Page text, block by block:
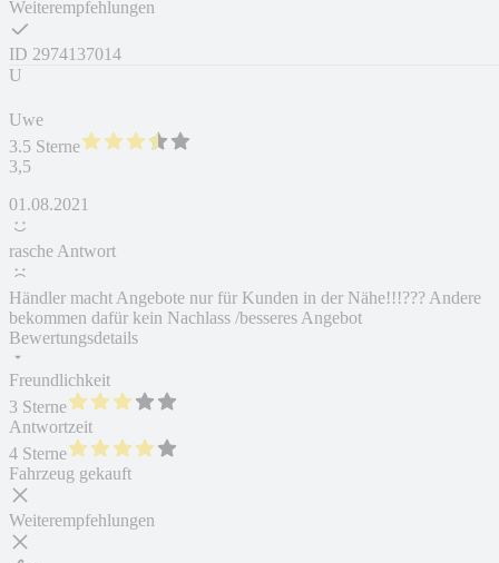
Weiterempfehlungen
ID 2974137014
U
Uwe
3.5 Sterne
3,5
01.08.2021
rasche Antwort
Händler macht Angebote nur für Kunden in der Nähe!!!??? Andere
bekommen dafür kein Nachlass /besseres Angebot
Bewertungsdetails
Freundlichkeit
3 Sterne
Antwortzeit
4 Sterne
Fahrzeug gekauft
Weiterempfehlungen